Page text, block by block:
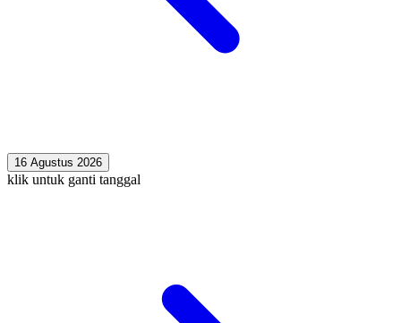
16 Agustus 2026
klik untuk ganti tanggal